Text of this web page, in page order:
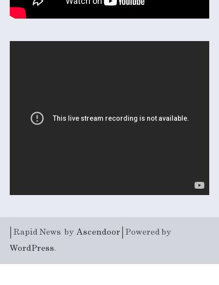
| Rapid News byAscendoor | Powered by
WordPress.